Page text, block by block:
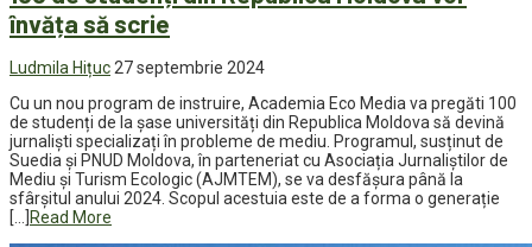
învăța să scrie
Ludmila Hițuc 27 septembrie 2024
Cu un nou program de instruire, Academia Eco Media va pregăti 100
de studenți de la șase universități din Republica Moldova să devină
jurnaliști specializați în probleme de mediu. Programul, susținut de
Suedia și PNUD Moldova, în parteneriat cu Asociația Jurnaliștilor de
Mediu și Turism Ecologic (AJMTEM), se va desfășura până la
sfârșitul anului 2024. Scopul acestuia este de a forma o generație
[…]
Read More